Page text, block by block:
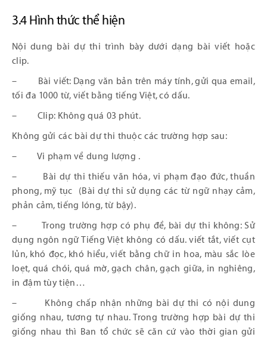
3.4 Hình thức thể hiện
Nội dung bài dự thi trình bày dưới dạng bài viết hoặc
clip.
– Bài viết: Dạng văn bản trên máy tính, gửi qua email,
tối đa 1000 từ, viết bằng tiếng Việt, có dấu.
– Clip: Không quá 03 phút.
Không gửi các bài dự thi thuộc các trường hợp sau:
– Vi phạm về dung lượng .
– Bài dự thi thiếu văn hóa, vi phạm đạo đức, thuần
phong, mỹ tục (Bài dự thi sử dụng các từ ngữ nhạy cảm,
phản cảm, tiếng lóng, từ bậy).
– Trong trường hợp có phụ đề, bài dự thi không: Sử
dụng ngôn ngữ Tiếng Việt không có dấu. viết tắt, viết cụt
lủn, khó đọc, khó hiểu, viết bằng chữ in hoa, màu sắc lòe
loẹt, quá chói, quá mờ, gạch chân, gạch giữa, in nghiêng,
in đậm tùy tiện…
– Không chấp nhận những bài dự thi có nội dung
giống nhau, tương tự nhau. Trong trường hợp bài dự thi
giống nhau thì Ban tổ chức sẽ căn cứ vào thời gian gửi